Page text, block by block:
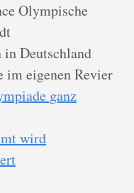
Olympische
in Deutschland
im eigenen Revier
ganz
wird